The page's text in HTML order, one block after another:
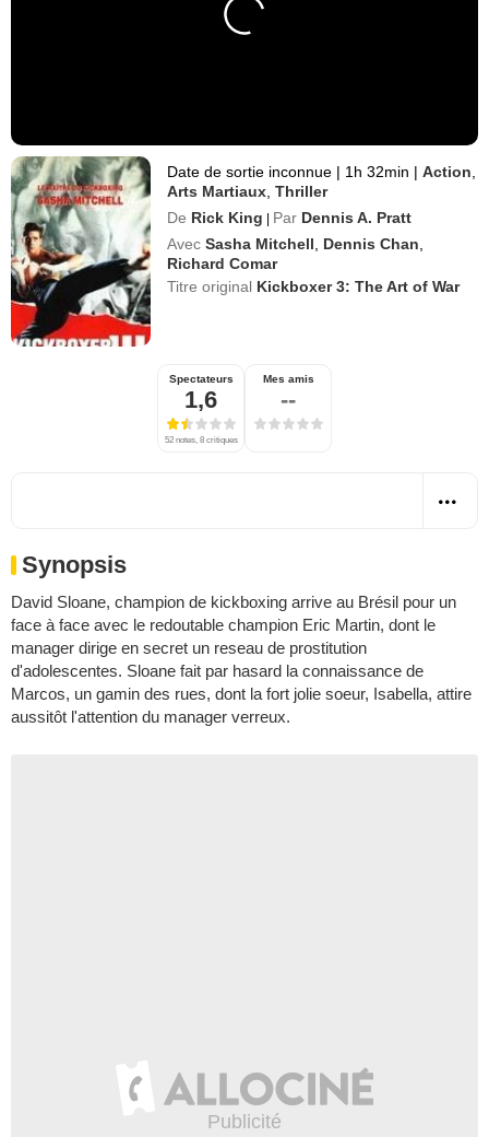
Date de sortie inconnue | 1h 32min | Action
Arts Martiaux ,Thriller
De Rick King | Par Dennis A. Pratt
Avec Sasha Mitchell Dennis Chan
Richard Comar
Titre original Kickboxer 3: The Art of War
Spectateurs
1,6
52 notes, 8 critiques
Mes amis
--
Synopsis
David Sloane, champion de kickboxing arrive au Brésil pour un
face à face avec le redoutable champion Eric Martin, dont le
manager dirige en secret un reseau de prostitution
d'adolescentes. Sloane fait par hasard la connaissance de
Marcos, un gamin des rues, dont la fort jolie soeur, Isabella, attire
aussitôt l'attention du manager verreux.